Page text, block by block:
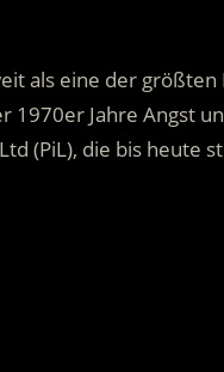
als eine der
Jahre Angst
(PiL), die bis heute